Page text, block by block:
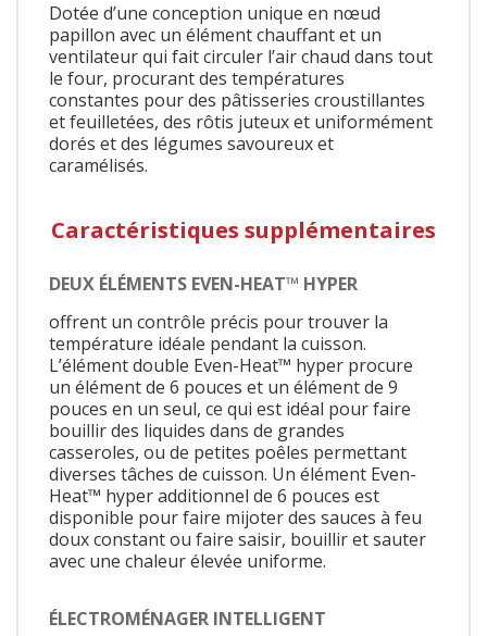
Dotée d’une conception unique en nœud
papillon avec un élément chauffant et un
ventilateur qui fait circuler l’air chaud dans tout
le four, procurant des températures
constantes pour des pâtisseries croustillantes
et feuilletées, des rôtis juteux et uniformément
dorés et des légumes savoureux et
caramélisés.
Caractéristiques supplémentaires
DEUX ÉLÉMENTS EVEN-HEAT™ HYPER
offrent un contrôle précis pour trouver la
température idéale pendant la cuisson.
L’élément double Even-Heat™ hyper procure
un élément de 6 pouces et un élément de 9
pouces en un seul, ce qui est idéal pour faire
bouillir des liquides dans de grandes
casseroles, ou de petites poêles permettant
diverses tâches de cuisson. Un élément Even-
Heat™ hyper additionnel de 6 pouces est
disponible pour faire mijoter des sauces à feu
doux constant ou faire saisir, bouillir et sauter
avec une chaleur élevée uniforme.
ÉLECTROMÉNAGER INTELLIGENT